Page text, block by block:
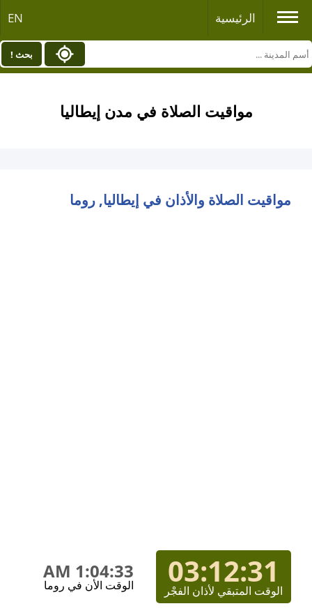
الرئيسية EN
بحث !
مواقيت الصلاة في مدن إيطاليا
مواقيت الصلاة والأذان في إيطاليا, روما
03:12:31
الوقت المتبقي لأذان الفجْر
1:04:33 AM
الوقت الأن في روما